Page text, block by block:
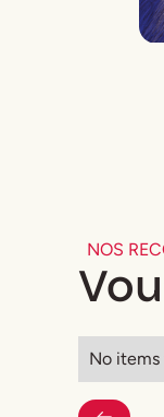
NOS
No items